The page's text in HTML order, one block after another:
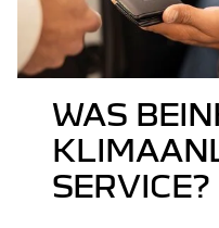
WAS
SERVICE?